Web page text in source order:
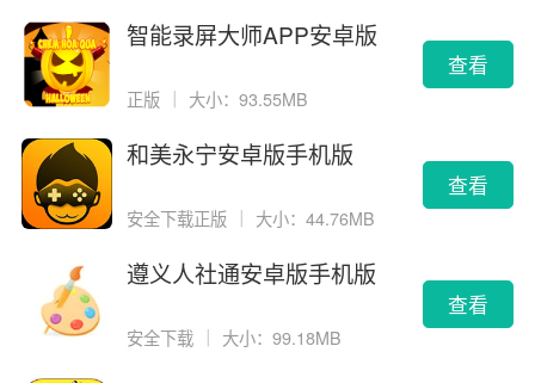
智能录屏大师APP安卓版
正版 ｜ 大小：93.55MB
查看
和美永宁安卓版手机版
安全下载正版 大小：44.76MB
查看
遵义人社通安卓版手机版
安全下载 大小：99.18MB
查看